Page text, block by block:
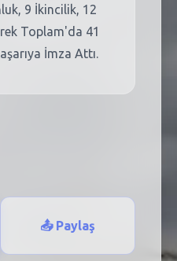
9 İkincilik, 12
Toplam'da 41
İmza Attı.
📤 Paylaş